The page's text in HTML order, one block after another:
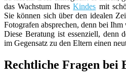
das Wachstum IhresKindes mit
Sie können sich über den idealen
Fotografen absprechen, denn bei
Diese Beratung ist essenziell, denn
im Gegensatz zu den Eltern einen
Rechtliche Fragen bei